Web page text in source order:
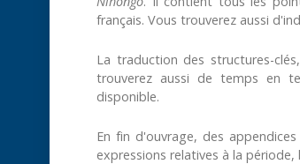
français. Vous trouverez aussi
La traduction des structures-
trouverez aussi de temps en
disponible.
En fin d'ouvrage, des
expressions relatives à la